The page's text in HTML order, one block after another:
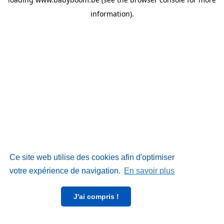
Ce site web utilise des cookies afin d'optimiser
votre expérience de navigation. En savoir plus
J'ai compris !
information).